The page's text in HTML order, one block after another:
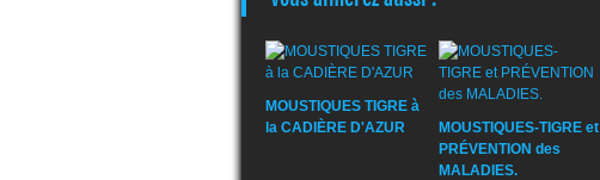
MOUSTIQUES TIGRE à
la CADIÈRE D'AZUR
MOUSTIQUES-TIGRE et
PRÉVENTION des
MALADIES.